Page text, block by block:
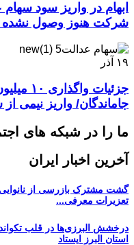
شرکت هنوز وصول
۱۹ آذر
جزئیات
جاماندگان/ واریز نیمی از
ما را در شبکه های
آخرین اخبار ایران
تعزیرات معرفی...
درخشش البرزی‌ها در قلب
استان البرز ایستاد